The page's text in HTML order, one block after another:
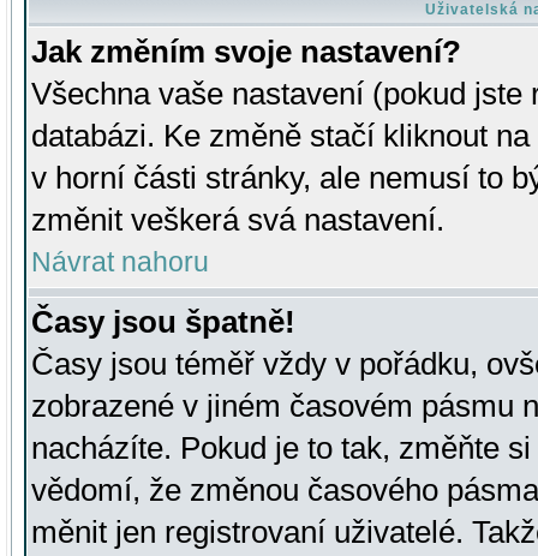
Uživatelská
Jak změním svoje nastavení?
Všechna vaše nastavení (pokud
databázi. Ke změně stačí kliknout
v horní části stránky, ale nemusí to
změnit veškerá svá nastavení.
Návrat nahoru
Časy jsou špatně!
Časy jsou téměř vždy v pořádku,
zobrazené v jiném časovém pásmu
nacházíte. Pokud je to tak, změňte
vědomí, že změnou časového
měnit jen registrovaní uživatelé.